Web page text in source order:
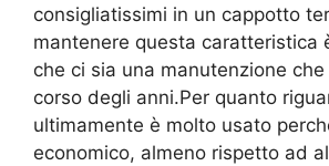
consigliatissimi in un cappotto
mantenere questa caratteristica
che ci sia una manutenzione
corso degli anni.Per quanto
ultimamente è molto usato
economico, almeno rispetto ad